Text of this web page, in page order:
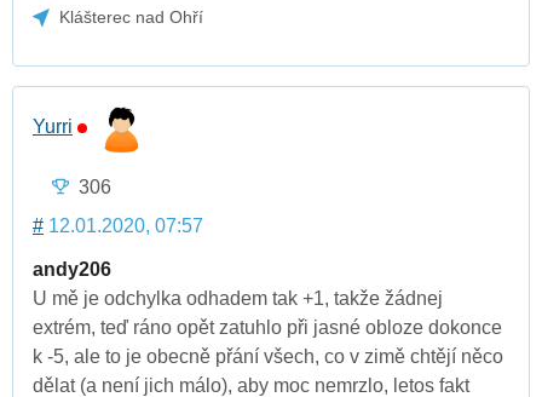
Klášterec nad Ohří
Yurri
306
# 12.01.2020, 07:57
andy206
U mě je odchylka odhadem tak +1, takže žádnej
extrém, teď ráno opět zatuhlo při jasné obloze dokonce
k -5, ale to je obecně přání všech, co v zimě chtějí něco
dělat (a není jich málo), aby moc nemrzlo, letos fakt